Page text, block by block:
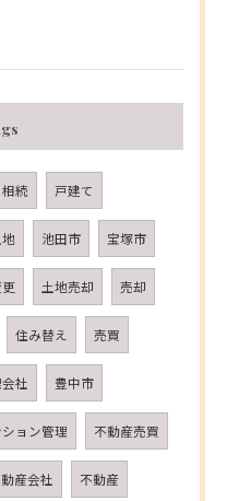
相続 戸建て
地 池田市 宝塚市
土地売却 売却
住み替え 売買
社 豊中市
ョン管理 不動産売買
産会社 不動産